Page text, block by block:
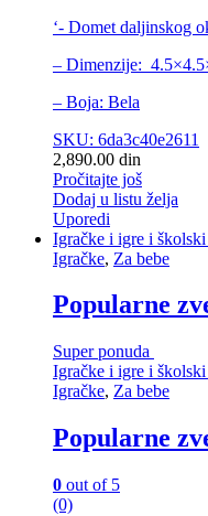
‘- Domet daljinskog
– Dimenzije:
– Boja: Bela
SKU: 6da3c40e2611
2,890.00 din
Pročitajte još
Dodaj u listu želja
Uporedi
Igračke i igre i
Igračke, Za bebe
Popularne
Super ponuda
Igračke i igre i
Igračke, Za bebe
Popularne
0 out of 5
(0)